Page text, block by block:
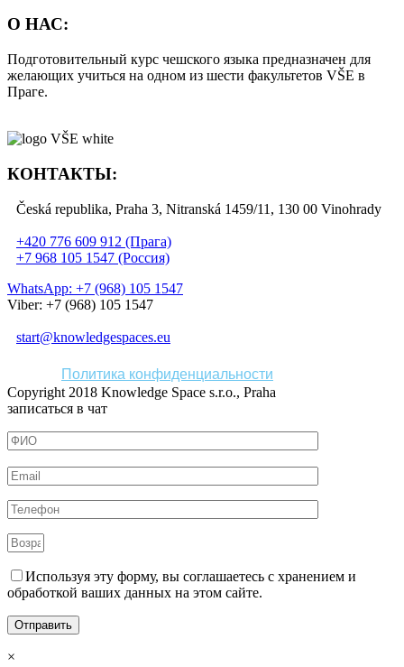
О НАС:
Подготовительный курс чешского языка предназначен для
желающих учиться на одном из шести факультетов VŠE в
Праге.
КОНТАКТЫ:
Česká republika, Praha 3, Nitranská 1459/11, 130 00 Vinohrady
+420 776 609 912 (Прага)
+7 968 105 1547 (Россия)
WhatsApp: +7 (968) 105 1547
Viber: +7 (968) 105 1547
start@knowledgespaces.eu
Политика конфиденциальности
Copyright 2018 Knowledge Space s.r.o., Praha
записаться в чат
Используя эту форму, вы соглашаетесь с хранением и
обработкой ваших данных на этом сайте.
×